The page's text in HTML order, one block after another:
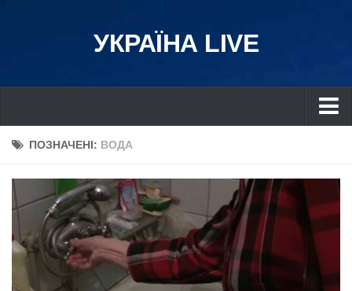
УКРАЇНА LIVE
Україна
Дніпро
Львів
Івано-Франківськ
Харків
ПОЗНАЧЕНІ: ВОДА